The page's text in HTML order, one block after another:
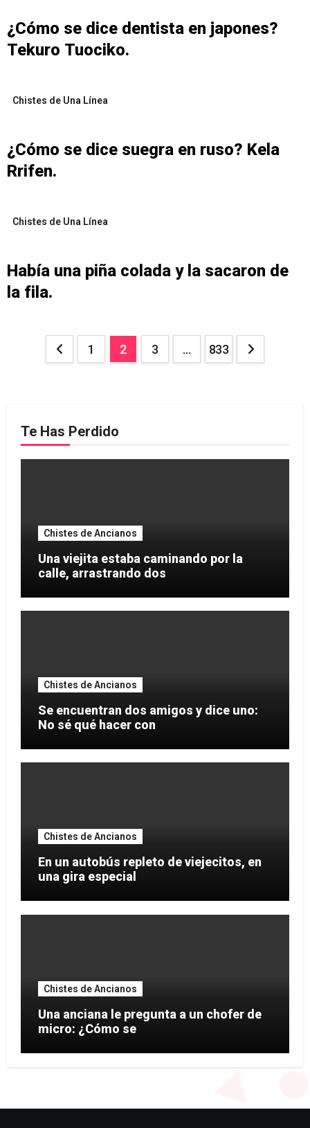
¿Cómo se dice dentista en japones?
Tekuro Tuociko.
Chistes de Una Línea
¿Cómo se dice suegra en ruso? Kela
Rrifen.
Chistes de Una Línea
Había una piña colada y la sacaron de
la fila.
Paginación
1 2 3 … 833
Te Has Perdido
Chistes de Ancianos
Una viejita estaba caminando por la
calle, arrastrando dos
Chistes de Ancianos
Se encuentran dos amigos y dice uno:
No sé qué hacer con
Chistes de Ancianos
En un autobús repleto de viejecitos, en
una gira especial
Chistes de Ancianos
Una anciana le pregunta a un chofer de
micro: ¿Cómo se